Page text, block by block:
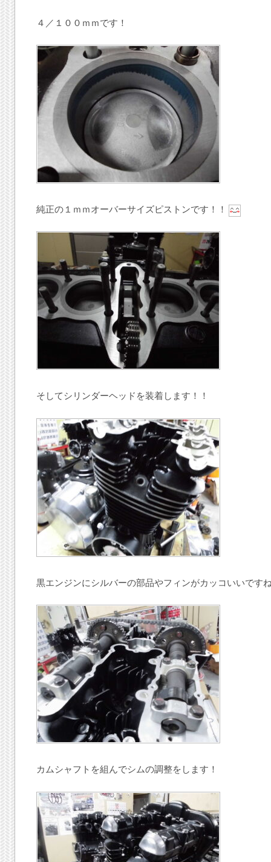
４／１００ｍｍです！
純正の１ｍｍオーバーサイズピストンです！！
そしてシリンダーヘッドを装着します！！
黒エンジンにシルバーの部品やフィンがカッコいいです
カムシャフトを組んでシムの調整をします！